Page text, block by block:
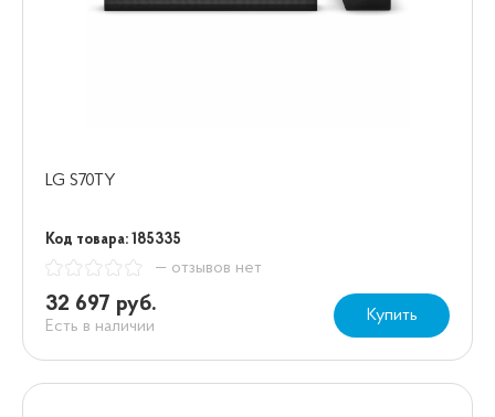
LG S70TY
Код товара: 185335
— отзывов нет
32 697 руб.
Есть в наличии
Купить